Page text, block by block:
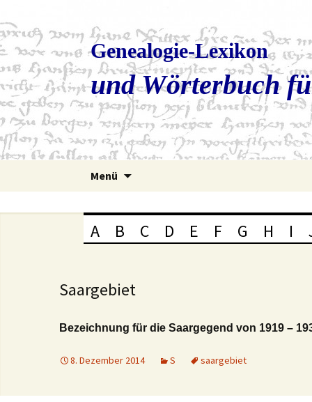
Genealogie-Lexikon
und Wörterbuch
Menü
A B C D E F G H I
Saargebiet
Bezeichnung für die Saargegend von 1919 –
8. Dezember 2014 S saargebiet